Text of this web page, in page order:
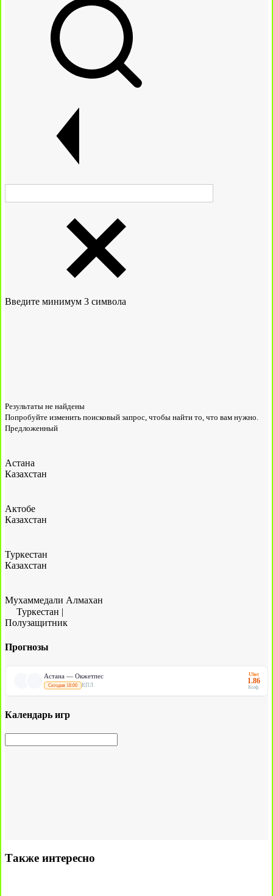
Введите минимум 3 символа
Результаты не найдены
Попробуйте изменить поисковый запрос, чтобы найти то, что вам нужно.
Предложенный
Астана
Казахстан
Актобе
Казахстан
Туркестан
Казахстан
Мухаммедали Алмахан
Туркестан |
Полузащитник
Прогнозы
Астана — Окжетпес
Сегодня 18:00 КПЛ
Ubet
1.86
Коэф.
Календарь игр
Также интересно